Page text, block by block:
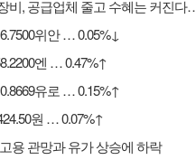
위안 … 0.05%↓
엔 … 0.47%↑
유로 … 0.15%↑
원 … 0.07%↑
용 관망과 유가 상승에 하락